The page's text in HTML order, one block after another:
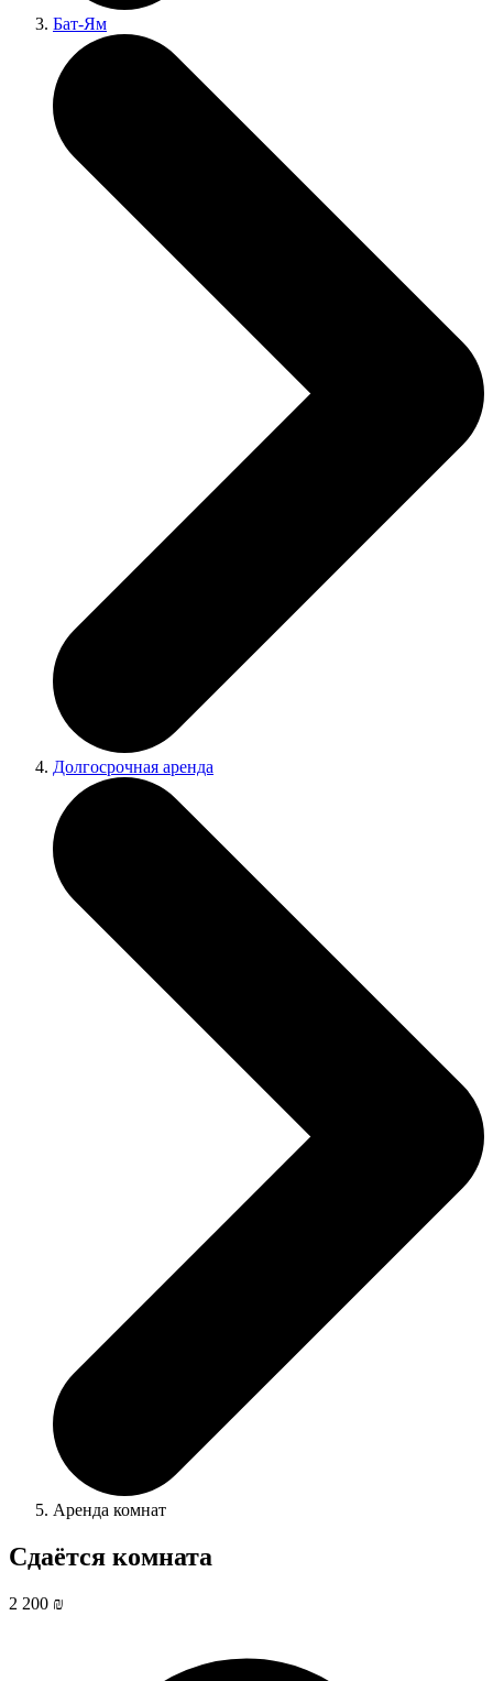
Бат-Ям
Долгосрочная аренда
Аренда комнат
Сдаётся комната
2 200 ₪